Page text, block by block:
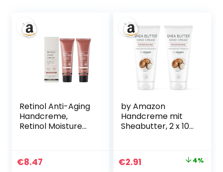
Retinol Anti-Aging
Handcreme,
Retinol Moisture
Leichte Anti-
Aging-Hand-
€8.47
by Amazon
Handcreme mit
Sheabutter, 2 x 100
Ursprünglicher
€2.91 4%